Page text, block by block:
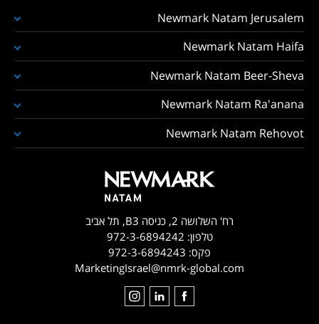
Newmark Natam Jerusalem
Newmark Natam Haifa
Newmark Natam Beer-Sheva
Newmark Natam Ra'anana
Newmark Natam Rehovot
רח' השלושה 2, כניסה B3, תל אביב
טלפון: 972-3-6894242
פקס: 972-3-6894243
MarketingIsrael@nmrk-global.com